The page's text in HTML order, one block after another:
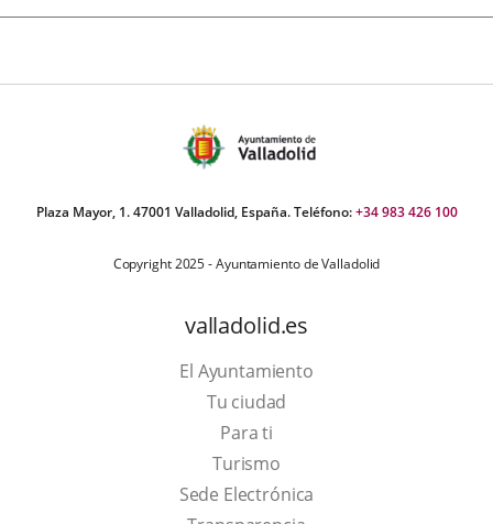
Plaza Mayor, 1. 47001 Valladolid, España. Teléfono:+34 983 426 100
Copyright 2025 - Ayuntamiento de Valladolid
valladolid.es
El Ayuntamiento
Tu ciudad
Para ti
TurismoThis
link
Sede Electrónica